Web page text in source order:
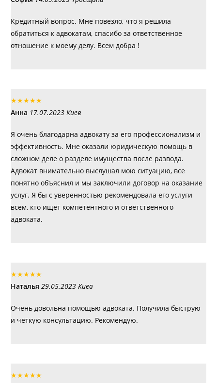
Кредитный вопрос. Мне повезло, что я решила
обратиться к адвокатам, спасибо за ответственное
отношение к моему делу. Всем добра !
★★★★★
Анна 17.07.2023 Киев
Я очень благодарна адвокату за его профессионализм и
эффективность. Мне оказали юридическую помощь в
сложном деле о разделе имущества после развода.
Адвокат внимательно выслушал мою ситуацию, все
понятно объяснил и мы заключили договор на оказание
услуг. Я бы с уверенностью рекомендовала его услуги
всем, кто ищет компетентного и ответственного
адвоката.
★★★★★
Наталья 29.05.2023 Киев
Очень довольна помощью адвоката. Получила быструю
и четкую консультацию. Рекомендую.
★★★★★